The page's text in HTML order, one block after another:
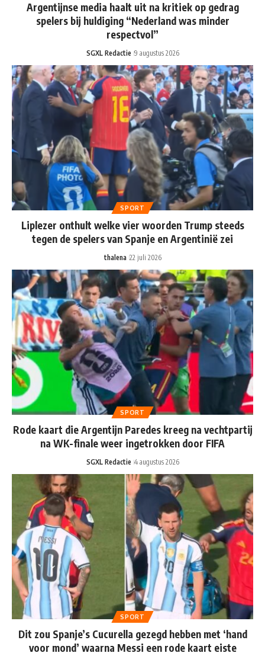
Argentijnse media haalt uit na kritiek op gedrag
spelers bij huldiging “Nederland was minder
respectvol”
SGXL Redactie 9 augustus 2026
SPORT
Liplezer onthult welke vier woorden Trump steeds
tegen de spelers van Spanje en Argentinië zei
thalena 22 juli 2026
SPORT
Rode kaart die Argentijn Paredes kreeg na vechtpartij
na WK-finale weer ingetrokken door FIFA
SGXL Redactie 4 augustus 2026
SPORT
Dit zou Spanje’s Cucurella gezegd hebben met ‘hand
voor mond’ waarna Messi een rode kaart eiste